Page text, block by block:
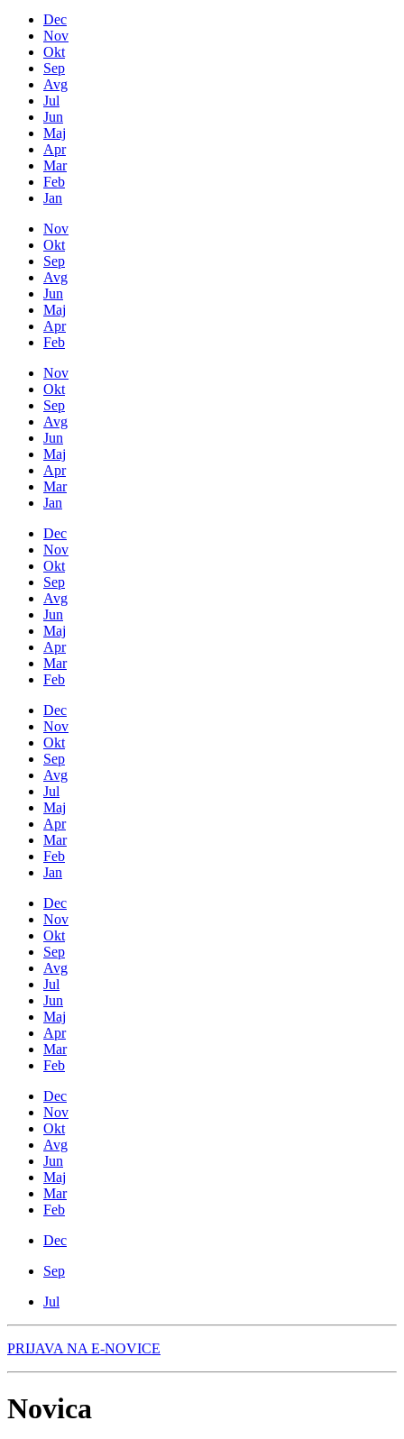
Dec
Nov
Okt
Sep
Avg
Jul
Jun
Maj
Apr
Mar
Feb
Jan
Nov
Okt
Sep
Avg
Jun
Maj
Apr
Feb
Nov
Okt
Sep
Avg
Jun
Maj
Apr
Mar
Jan
Dec
Nov
Okt
Sep
Avg
Jun
Maj
Apr
Mar
Feb
Dec
Nov
Okt
Sep
Avg
Jul
Maj
Apr
Mar
Feb
Jan
Dec
Nov
Okt
Sep
Avg
Jul
Jun
Maj
Apr
Mar
Feb
Dec
Nov
Okt
Avg
Jun
Maj
Mar
Feb
Dec
Sep
Jul
PRIJAVA NA E-NOVICE
Novica